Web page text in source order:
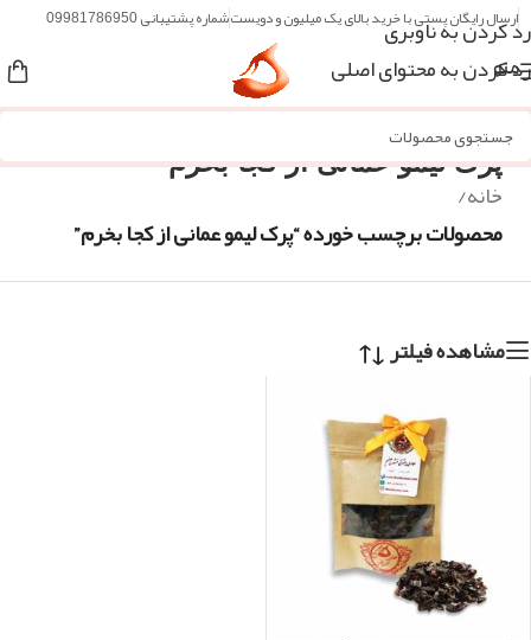
رد کردن به ناوبری
رد کردن به محتوای اصلی
ارسال رایگان پستی با خرید بالای یک میلیون و دویستشماره پشتیبانی 09981786950
منو
پرک لیمو عمانی از کجا بخرم
خانه/
محصولات برچسب خورده “پرک لیمو عمانی از کجا بخرم”
مشاهده فیلتر